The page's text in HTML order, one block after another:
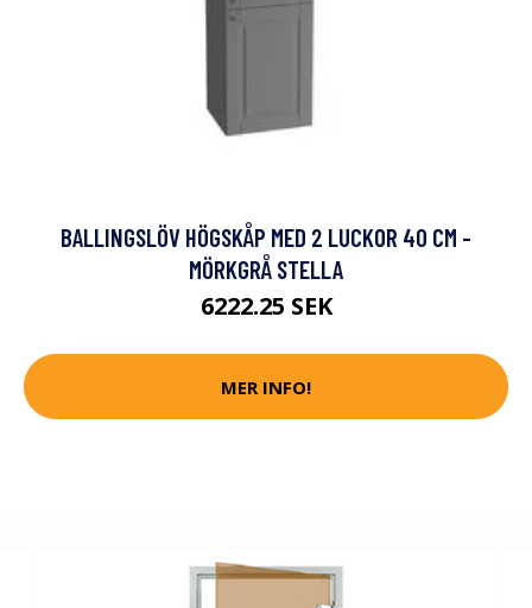
BALLINGSLÖV HÖGSKÅP MED 2 LUCKOR 40 CM -
MÖRKGRÅ STELLA
6222.25 SEK
MER INFO!